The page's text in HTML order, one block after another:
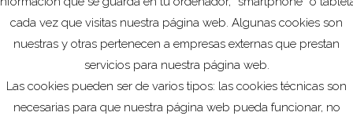
Murcia,materia económica
de Turismo, Juventud y Deportes por la que se
guías de turismo y pymes, micropymes y autónomos
organización de...
cada vez que visitas nuestra página web. Algunas cookies son
nuestras y otras pertenecen a empresas externas que prestan
servicios para nuestra página web.
Las cookies pueden ser de varios tipos: las cookies técnicas son
necesarias para que nuestra página web pueda funcionar, no